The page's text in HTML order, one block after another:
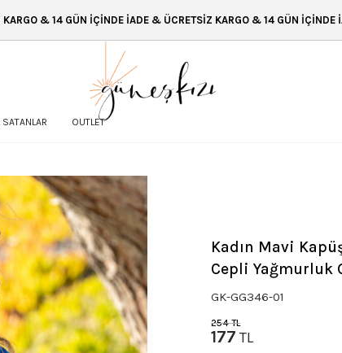
İADE & ÜCRETSİZ KARGO & 14 GÜN İÇİNDE İADE ÜCRETSİZ
OUTLET
Kadın Mavi
Cepli Yağmurluk
GK-GG346-01
254TL
177 TL